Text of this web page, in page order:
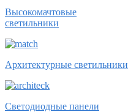
Высокомачтовые
светильники
Архитектурные светильники
Светодиодные панели